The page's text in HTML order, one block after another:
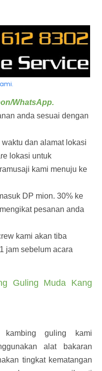
WhatsApp.
anda sesuai dengan
dan alamat lokasi
lokasi untuk
kami menuju ke
DP mion. 30% ke
pesanan anda
kami akan tiba
jam sebelum acara
Guling Muda Kang
kambing guling kami
alat bakaran
tingkat kematangan